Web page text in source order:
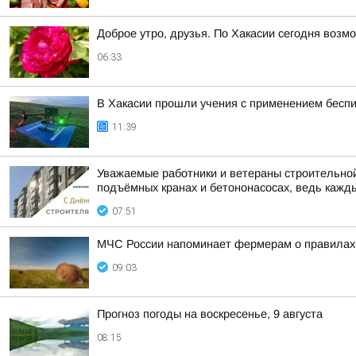
Доброе утро, друзья. По Хакасии сегодня
06:33
В Хакасии прошли учения с применением
11:39
Уважаемые работники и ветераны
подъёмных кранах и бетононасосах, ведь
07:51
МЧС России напоминает фермерам о правилах
09:03
Прогноз погоды на воскресенье, 9 августа
08:15